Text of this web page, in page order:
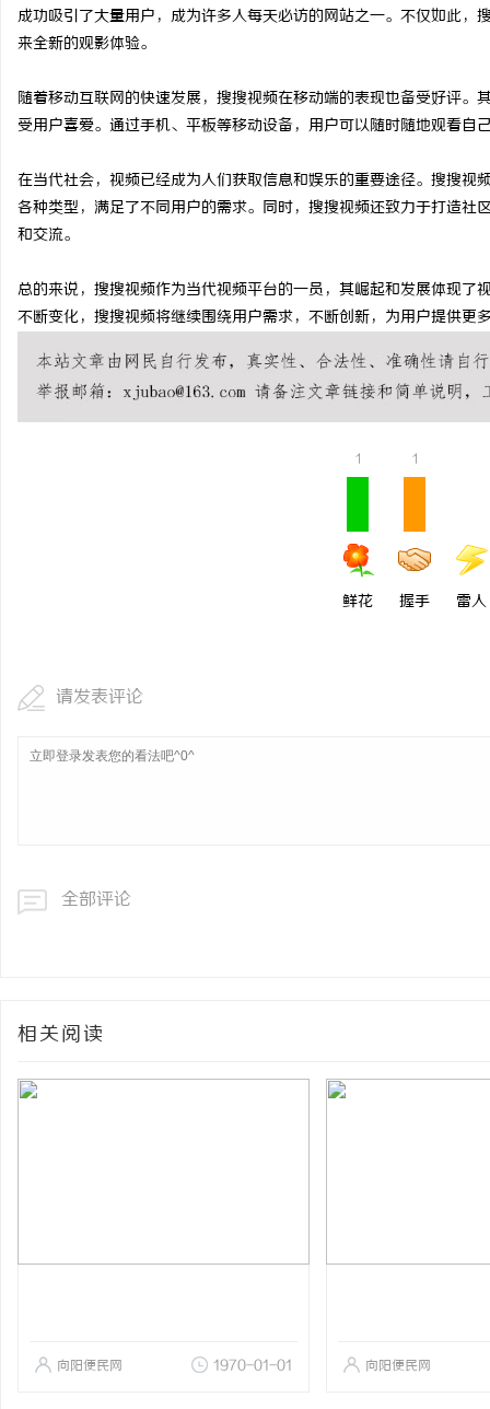
成功吸引了大量用户，成为许多人每天必访的网站之一。不仅如此
来全新的观影体验。
随着移动互联网的快速发展，搜搜视频在移动端的表现也备受好评
受用户喜爱。通过手机、平板等移动设备，用户可以随时随地观看自
在当代社会，视频已经成为人们获取信息和娱乐的重要途径。搜搜
各种类型，满足了不同用户的需求。同时，搜搜视频还致力于打造
和交流。
总的来说，搜搜视频作为当代视频平台的一员，其崛起和发展体现
不断变化，搜搜视频将继续围绕用户需求，不断创新，为用户提供更
1
鲜花
1
握手 雷人
请发表评论
全部评论
相关阅读
向阳便民网 1970-01-01 向阳便民网
医治疗干燥综合征，吃什么药好？ 不买SEM广告、不发天
小企业怎么靠GEO让AI